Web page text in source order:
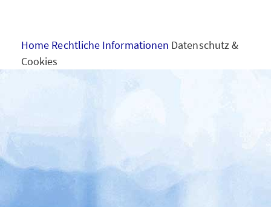
Home Rechtliche Informationen Datenschutz &
Cookies